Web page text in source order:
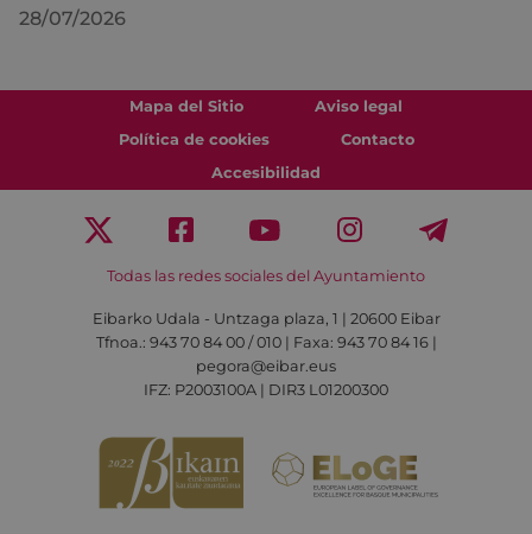
28/07/2026
Mapa del Sitio
Aviso legal
Política de cookies
Contacto
Accesibilidad
Todas las redes sociales del Ayuntamiento
Eibarko Udala - Untzaga plaza, 1 | 20600 Eibar
Tfnoa.: 943 70 84 00 / 010 | Faxa: 943 70 84 16 |
pegora@eibar.eus
IFZ: P2003100A | DIR3 L01200300